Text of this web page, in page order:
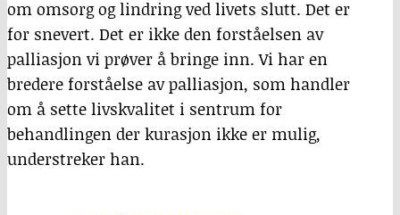
om omsorg og lindring ved livets slutt. Det er
for snevert. Det er ikke den forståelsen av
palliasjon vi prøver å bringe inn. Vi har en
bredere forståelse av palliasjon, som handler
om å sette livskvalitet i sentrum for
behandlingen der kurasjon ikke er mulig,
understreker han.